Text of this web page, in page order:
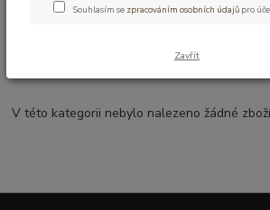
Postýlky 140x70 cm + 160 x80 cm
V této kategorii nebylo nalezeno žádné
Souhlasím se zpracováním osobních údajů pro
Zavřít